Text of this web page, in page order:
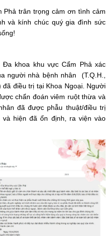
Phả trân trọng cảm ơn tình cảm
và kính chúc quý gia đình sức
khoa khu vực Cẩm Phả xác
người nhà bệnh nhân (T.Q.H.,
điều trị tại Khoa Ngoại. Người
chẩn đoán viêm ruột thừa và
đã được phẫu thuật/điều trị
hiện đã ổn định, ra viện vào